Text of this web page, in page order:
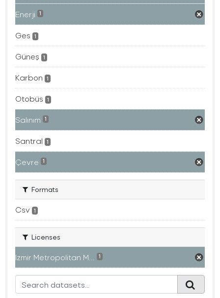
Enerji 1
Ges 1
Güneş 1
Karbon 1
Otobüs 1
Salınım 1
Santral 1
Çevre 1
Formats
Csv 1
Licenses
Izmir Metropolitan M... 1